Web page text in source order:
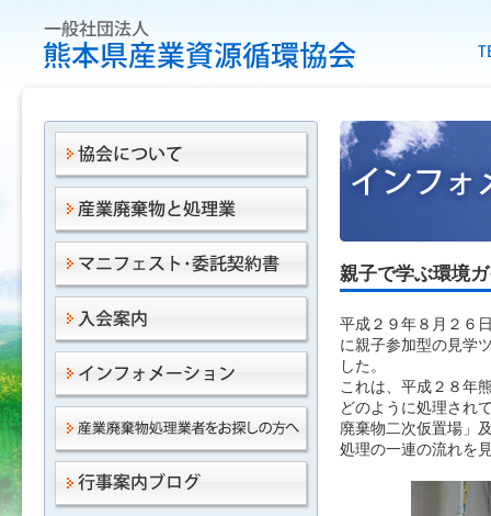
親子で学ぶ環境
平成２９年８月２６
に親子参加型の見学
した。
これは、平成２８年
どのように処理され
廃棄物二次仮置場」
処理の一連の流れを